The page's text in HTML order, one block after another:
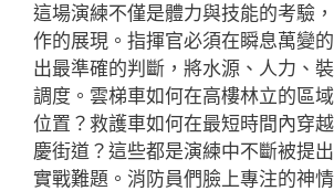
這場演練不僅是體力與技能的考驗
作的展現。指揮官必須在瞬息萬變
出最準確的判斷，將水源、人力、
調度。雲梯車如何在高樓林立的區
位置？救護車如何在最短時間內穿
慶街道？這些都是演練中不斷被提
實戰難題。消防員們臉上專注的神